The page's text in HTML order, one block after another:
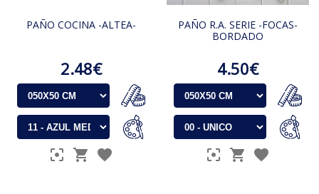
PAÑO COCINA -ALTEA-
2.48€
PAÑO R.A. SERIE -FOCAS-
BORDADO
4.50€